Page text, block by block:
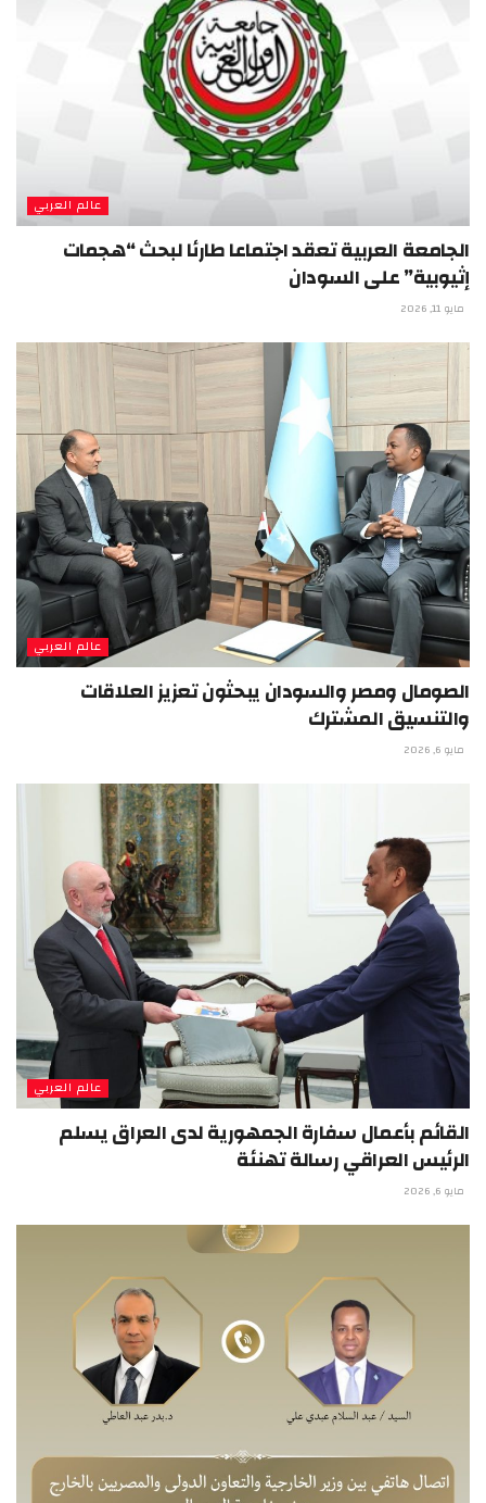
عالم العربي
الجامعة العربية تعقد اجتماعا طارئا لبحث “هجمات
إثيوبية” على السودان
مايو 11, 2026
عالم العربي
الصومال ومصر والسودان يبحثون تعزيز العلاقات
والتنسيق المشترك
مايو 6, 2026
عالم العربي
القائم بأعمال سفارة الجمهورية لدى العراق يسلم
الرئيس العراقي رسالة تهنئة
مايو 6, 2026